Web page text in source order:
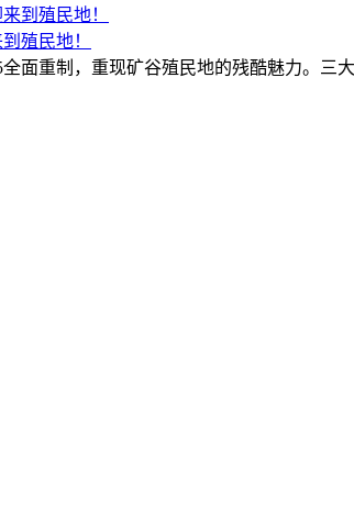
殖民地！
全面重制，重现矿谷殖民地的残酷魅力。